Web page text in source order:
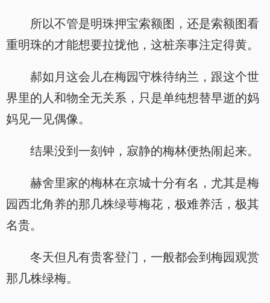
所以不管是明珠押宝索额图，还是索额图看
重明珠的才能想要拉拢他，这桩亲事注定得黄。
郝如月这会儿在梅园守株待纳兰，跟这个世
界里的人和物全无关系，只是单纯想替早逝的妈
妈见一见偶像。
结果没到一刻钟，寂静的梅林便热闹起来。
赫舍里家的梅林在京城十分有名，尤其是梅
园西北角养的那几株绿萼梅花，极难养活，极其
名贵。
冬天但凡有贵客登门，一般都会到梅园观赏
那几株绿梅。